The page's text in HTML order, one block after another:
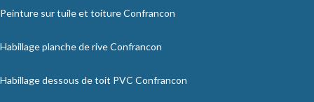
Peinture sur tuile et toiture Confrancon
Habillage planche de rive Confrancon
Habillage dessous de toit PVC Confrancon